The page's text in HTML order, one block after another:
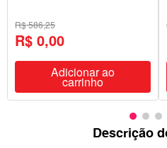
R$ 586,25
R$ 0,00
Adicionar ao
carrinho
Descrição